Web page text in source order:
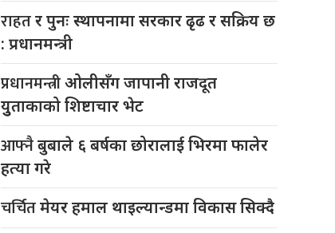
राहतर पुनः स्थापनामा सरकार ढृढ र सक्रिय छ
: प्रधानमन्त्री
प्रधानमन्त्रीओलीसँग जापानी राजदूत
युुताकाको शिष्टाचार भेट
आफ्नैबुबाले ६ बर्षका छोरालाई भिरमा फालेर
हत्या गरे
चर्चितमेयर हमाल थाइल्यान्डमा विकास सिक्दै